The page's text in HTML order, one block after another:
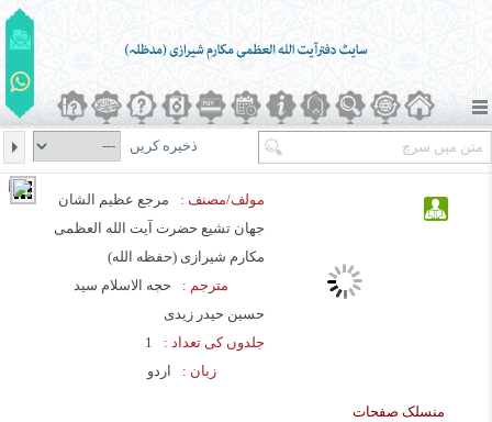
ذخیره کریں
مولف/مصنف :
مرجع عظیم الشان
جهان تشیع حضرت آیت الله العظمی
مکارم شیرازی (حفظه الله)
مترجم :
حجه الاسلام سید
حسین حیدر زیدی
جلدوں کی تعداد :
1
زبان :
اردو
منسلک صفحات